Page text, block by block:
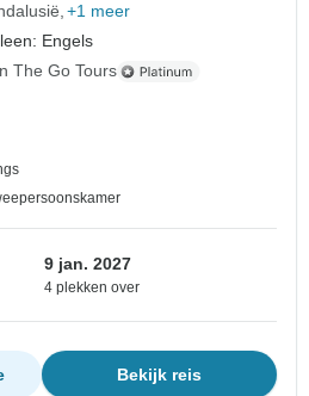
+1 meer
Engels
The Go Tours
9 jan. 2027
4 plekken over
Bekijk reis